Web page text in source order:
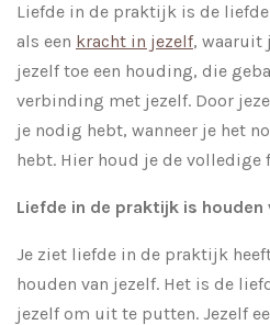
Liefde in de praktijk is de
als een kracht in jezelf, waaruit
jezelf toe een houding, die
verbinding met jezelf. Door
je nodig hebt, wanneer je het
hebt. Hier houd je de volledige
Liefde in de praktijk is houden
Je ziet liefde in de praktijk
houden van jezelf. Het is de
jezelf om uit te putten. Jezelf